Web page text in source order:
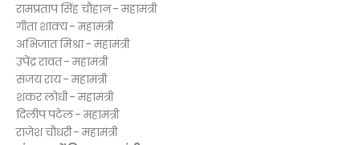
रामप्रताप सिंह चौहान - महामंत्री
गीता शाक्य - महामंत्री
अभिजात मिश्रा - महामंत्री
उपेंद्र रावत - महामंत्री
संजय राय - महामंत्री
शंकर लोधी - महामंत्री
दिलीप पटेल - महामंत्री
राजेश चौधरी - महामंत्री